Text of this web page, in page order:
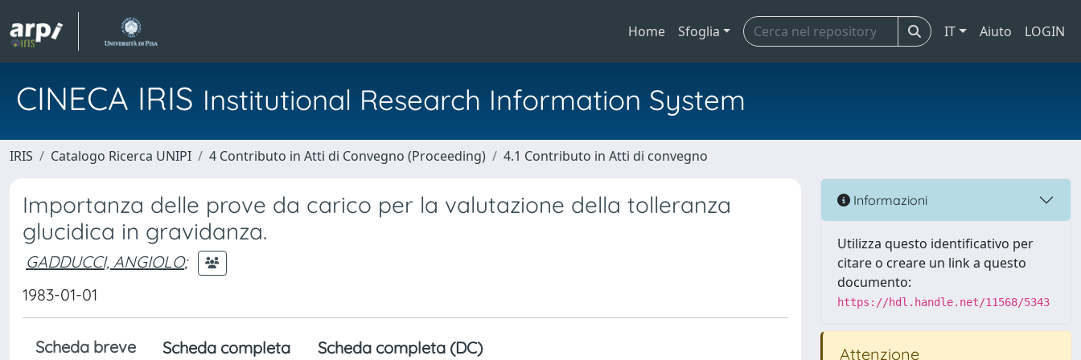
Home Sfoglia IT Aiuto LOGIN
CINECA IRIS Institutional Research Information System
IRIS Catalogo Ricerca UNIPI 4 Contributo in Atti di Convegno (Proceeding) 4.1 Contributo in Atti di convegno
Importanza delle prove da carico per la valutazione della tolleranza
glucidica in gravidanza.
GADDUCCI, ANGIOLO;
1983-01-01
Scheda breve Scheda completa Scheda completa (DC)
Informazioni
Utilizza questo identificativo per
citare o creare un link a questo
documento:
https://hdl.handle.net/11568/5343
Attenzione